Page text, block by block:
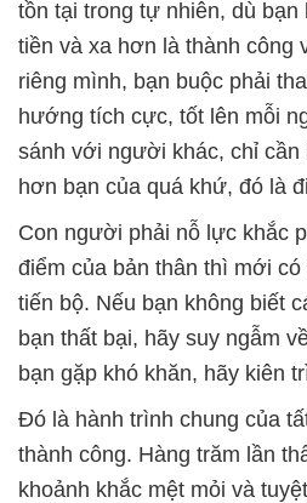
tồn tại trong tự nhiên, dù bạn
tiền và xa hơn là thành công
riêng mình, bạn buộc phải
hướng tích cực, tốt lên mỗi
sánh với người khác, chỉ cần
hơn bạn của quá khứ, đó là
Con người phải nỗ lực khắc
điểm của bản thân thì mới
tiến bộ. Nếu bạn không biết
bạn thất bại, hãy suy ngẫm
bạn gặp khó khăn, hãy kiên
Đó là hành trình chung của
thành công. Hàng trăm lần
khoảnh khắc mệt mỏi và